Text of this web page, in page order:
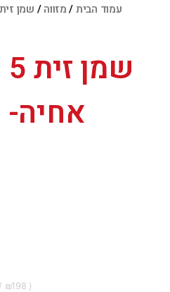
עמוד הבית/מזווה/ שמן זית
אחיה-
198